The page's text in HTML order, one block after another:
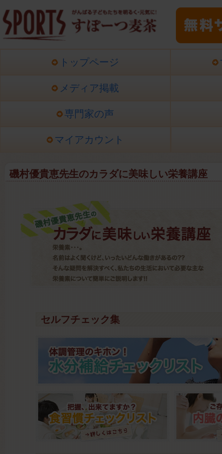
トップページ
メディア掲載
専門家の声
マイアカウント
磯村優貴恵先生のカラダに美味しい栄養講座
セルフチェック集